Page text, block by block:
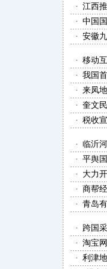
· 江西
· 中国
· 安徽
· 移动
· 我国
· 来凤
· 奎文
· 税收
· 临沂
· 平舆
·
大力
· 商帮
· 青岛
· 跨国
· 淘宝
· 利津